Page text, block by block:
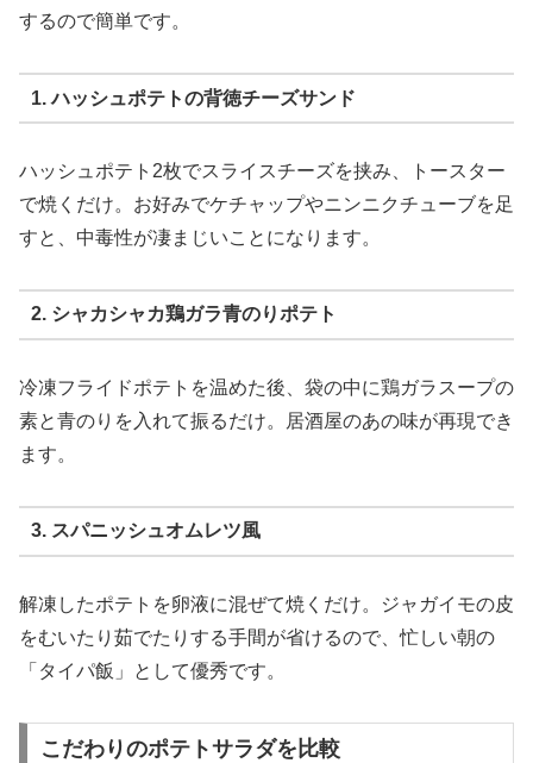
するので簡単です。
1. ハッシュポテトの背徳チーズサンド
ハッシュポテト2枚でスライスチーズを挟み、トースター
で焼くだけ。お好みでケチャップやニンニクチューブを足
すと、中毒性が凄まじいことになります。
2. シャカシャカ鶏ガラ青のりポテト
冷凍フライドポテトを温めた後、袋の中に鶏ガラスープの
素と青のりを入れて振るだけ。居酒屋のあの味が再現でき
ます。
3. スパニッシュオムレツ風
解凍したポテトを卵液に混ぜて焼くだけ。ジャガイモの皮
をむいたり茹でたりする手間が省けるので、忙しい朝の
「タイパ飯」として優秀です。
こだわりのポテトサラダを比較